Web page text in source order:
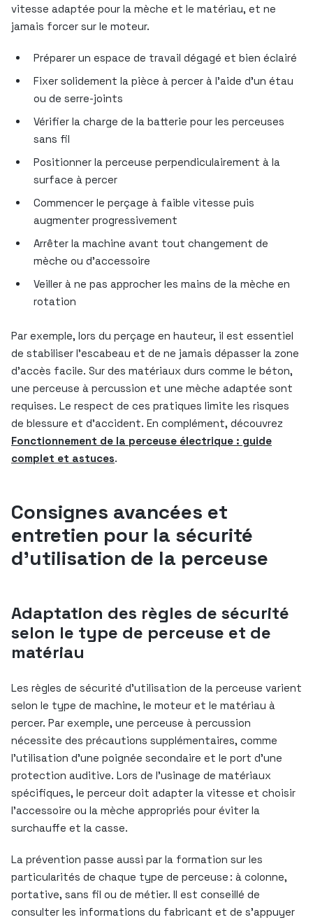
vitesse adaptée pour la mèche et le matériau, et ne
jamais forcer sur le moteur.
Préparer un espace de travail dégagé et bien éclairé
Fixer solidement la pièce à percer à l’aide d’un étau
ou de serre-joints
Vérifier la charge de la batterie pour les perceuses
sans fil
Positionner la perceuse perpendiculairement à la
surface à percer
Commencer le perçage à faible vitesse puis
augmenter progressivement
Arrêter la machine avant tout changement de
mèche ou d’accessoire
Veiller à ne pas approcher les mains de la mèche en
rotation
Par exemple, lors du perçage en hauteur, il est essentiel
de stabiliser l’escabeau et de ne jamais dépasser la zone
d’accès facile. Sur des matériaux durs comme le béton,
une perceuse à percussion et une mèche adaptée sont
requises. Le respect de ces pratiques limite les risques
de blessure et d’accident. En complément, découvrez
Fonctionnement de la perceuse électrique : guide
complet et astuces.
Consignes avancées et
entretien pour la sécurité
d’utilisation de la perceuse
Adaptation des règles de sécurité
selon le type de perceuse et de
matériau
Les règles de sécurité d’utilisation de la perceuse varient
selon le type de machine, le moteur et le matériau à
percer. Par exemple, une perceuse à percussion
nécessite des précautions supplémentaires, comme
l’utilisation d’une poignée secondaire et le port d’une
protection auditive. Lors de l’usinage de matériaux
spécifiques, le perceur doit adapter la vitesse et choisir
l’accessoire ou la mèche appropriés pour éviter la
surchauffe et la casse.
La prévention passe aussi par la formation sur les
particularités de chaque type de perceuse : à colonne,
portative, sans fil ou de métier. Il est conseillé de
consulter les informations du fabricant et de s’appuyer